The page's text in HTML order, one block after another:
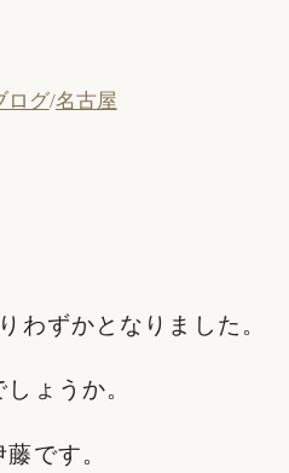
ログ 名古屋
わずかとなりました。
ょうか。
です。